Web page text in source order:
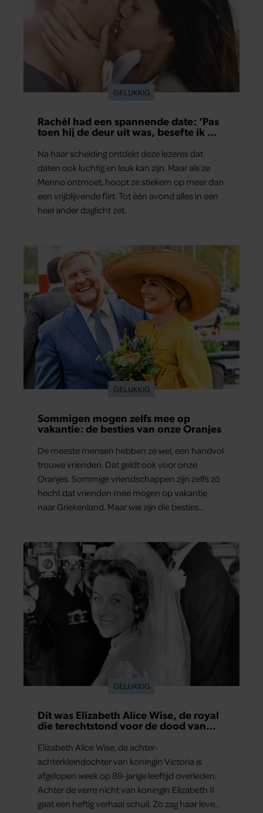
GELUKKIG
Rachél had een spannende date: ‘Pas
toen hij de deur uit was, besefte ik wat
Na haar scheiding ontdekt deze lezeres dat
daten ook luchtig en leuk kan zijn. Maar als ze
Menno ontmoet, hoopt ze stiekem op meer dan
een vrijblijvende flirt. Tot één avond alles in een
heel ander daglicht zet.
GELUKKIG
Sommigen mogen zelfs mee op
vakantie: de besties van onze Oranjes
De meeste mensen hebben ze wel, een handvol
trouwe vrienden. Dat geldt ook voor onze
Oranjes. Sommige vriendschappen zijn zelfs zó
hecht dat vrienden mee mogen op vakantie
naar Griekenland. Maar wie zijn die besties
GELUKKIG
Dit was Elizabeth Alice Wise, de royal
die terechtstond voor de dood van
Elizabeth Alice Wise, de achter-
achterkleindochter van koningin Victoria is
afgelopen week op 89-jarige leeftijd overleden.
Achter de verre nicht van koningin Elizabeth II
gaat een heftig verhaal schuil. Zo zag haar leven